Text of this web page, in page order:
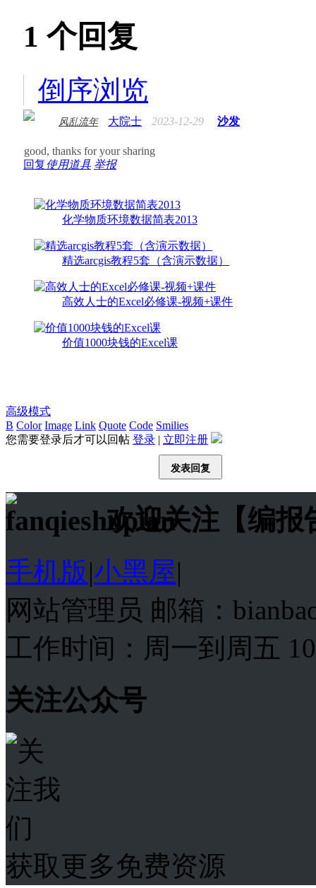
1 个回复
倒序浏览
风乱流年 大院士 2023-12-29 沙发
good, thanks for your sharing
回复使用道具 举报
化学物质环境数据简表2013
精选arcgis教程5套（含演示数据）
高效人士的Excel必修课-视频+课件
价值1000块钱的Excel课
高级模式
B Color Image Link Quote Code Smilies
您需要登录后才可以回帖 登录 | 立即注册
发表回复
欢迎关注【编报
手机版|小黑屋|
网站管理员 邮箱：
工作时间：周一到周五
关注公众号
获取更多免费资源